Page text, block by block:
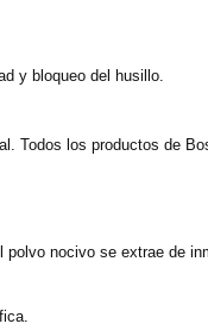
y bloqueo del husillo.
Todos los productos de
nocivo se extrae de